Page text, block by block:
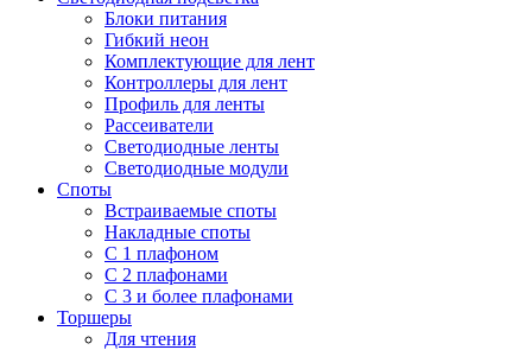
Блоки питания
Гибкий неон
Комплектующие для лент
Контроллеры для лент
Профиль для ленты
Рассеиватели
Светодиодные ленты
Светодиодные модули
Споты
Встраиваемые споты
Накладные споты
С 1 плафоном
С 2 плафонами
С 3 и более плафонами
Торшеры
Для чтения